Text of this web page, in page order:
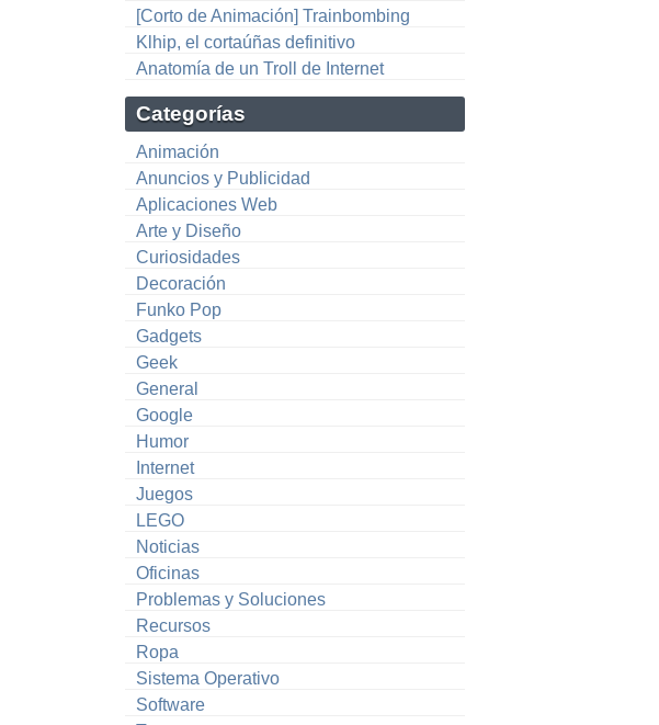
[Corto de Animación] Trainbombing
Klhip, el cortaúñas definitivo
Anatomía de un Troll de Internet
Categorías
Animación
Anuncios y Publicidad
Aplicaciones Web
Arte y Diseño
Curiosidades
Decoración
Funko Pop
Gadgets
Geek
General
Google
Humor
Internet
Juegos
LEGO
Noticias
Oficinas
Problemas y Soluciones
Recursos
Ropa
Sistema Operativo
Software